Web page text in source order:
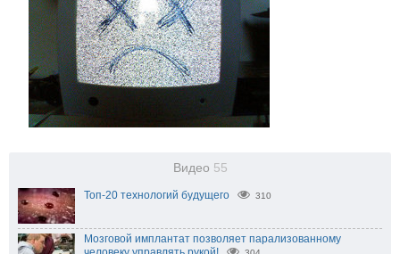
Видео 55
Топ-20 технологий будущего 310
Мозговой имплантат позволяет парализованному